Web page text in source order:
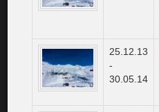
25.12.13
-
30.05.14